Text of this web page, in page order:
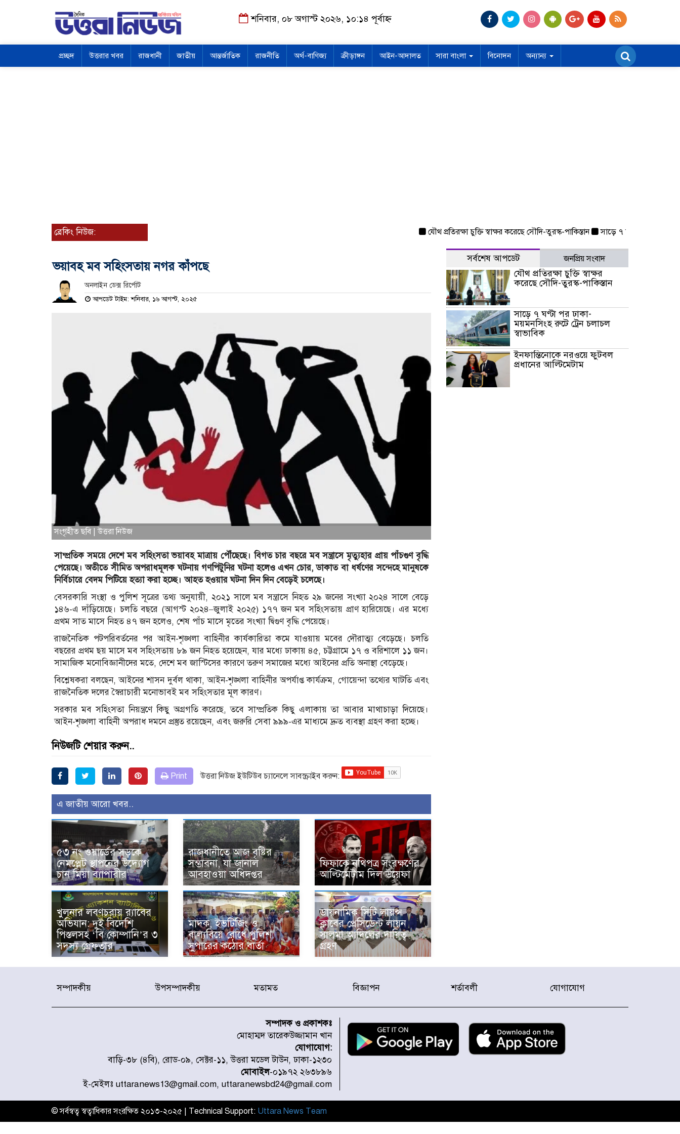
শনিবার, ০৮ অগাস্ট ২০২৬, ১০:১৪ পূর্বাহ্ন
প্রচ্ছদ উত্তরার খবর রাজধানী জাতীয় আন্তর্জাতিক রাজনীতি অর্থ-বাণিজ্য ক্রীড়াঙ্গন আইন-আদালত সারা বাংলা বিনোদন অন্যান্য
ব্রেকিং নিউজ: যৌথ প্রতিরক্ষা চুক্তি স্বাক্ষর করেছে সৌদি-তুরস্ক-পাকিস্তান সাড়ে ৭ ঘণ্টা পর ঢাকা-
ভয়াবহ মব সহিংসতায় নগর কাঁপছে
অনলাইন ডেক্স রির্পোট
আপডেট টাইম: শনিবার, ১৬ আগস্ট, ২০২৫
সংগৃহীত ছবি | উত্তরা নিউজ
সাম্প্রতিক সময়ে দেশে মব সহিংসতা ভয়াবহ মাত্রায় পৌঁছেছে। বিগত চার বছরে মব সন্ত্রাসে মৃত্যুহার প্রায় পাঁচগুণ বৃদ্ধি
পেয়েছে। অতীতে সীমিত অপরাধমূলক ঘটনায় গণপিটুনির ঘটনা হলেও এখন চোর, ডাকাত বা ধর্ষণের সন্দেহে মানুষকে
নির্বিচারে বেদম পিটিয়ে হত্যা করা হচ্ছে। আহত হওয়ার ঘটনা দিন দিন বেড়েই চলেছে।
বেসরকারি সংস্থা ও পুলিশ সূত্রের তথ্য অনুযায়ী, ২০২১ সালে মব সন্ত্রাসে নিহত ২৯ জনের সংখ্যা ২০২৪ সালে বেড়ে
১৪৬-এ দাঁড়িয়েছে। চলতি বছরে (আগস্ট ২০২৪–জুলাই ২০২৫) ১৭৭ জন মব সহিংসতায় প্রাণ হারিয়েছে। এর মধ্যে
প্রথম সাত মাসে নিহত ৪৭ জন হলেও, শেষ পাঁচ মাসে মৃতের সংখ্যা দ্বিগুণ বৃদ্ধি পেয়েছে।
রাজনৈতিক পটপরিবর্তনের পর আইন-শৃঙ্খলা বাহিনীর কার্যকারিতা কমে যাওয়ায় মবের দৌরাত্ম্য বেড়েছে। চলতি
বছরের প্রথম ছয় মাসে মব সহিংসতায় ৮৯ জন নিহত হয়েছেন, যার মধ্যে ঢাকায় ৪৫, চট্টগ্রামে ১৭ ও বরিশালে ১১ জন।
সামাজিক মনোবিজ্ঞানীদের মতে, দেশে মব জাস্টিসের কারণে তরুণ সমাজের মধ্যে আইনের প্রতি অনাস্থা বেড়েছে।
বিশ্লেষকরা বলছেন, আইনের শাসন দুর্বল থাকা, আইন-শৃঙ্খলা বাহিনীর অপর্যাপ্ত কার্যক্রম, গোয়েন্দা তথ্যের ঘাটতি এবং
রাজনৈতিক দলের স্বৈরাচারী মনোভাবই মব সহিংসতার মূল কারণ।
সরকার মব সহিংসতা নিয়ন্ত্রণে কিছু অগ্রগতি করেছে, তবে সাম্প্রতিক কিছু এলাকায় তা আবার মাথাচাড়া দিয়েছে।
আইন-শৃঙ্খলা বাহিনী অপরাধ দমনে প্রস্তুত রয়েছেন, এবং জরুরি সেবা ৯৯৯-এর মাধ্যমে দ্রুত ব্যবস্থা গ্রহণ করা হচ্ছে।
নিউজটি শেয়ার করুন..
Print উত্তরা নিউজ ইউটিউব চ্যানেলে সাবস্ক্রাইব করুন:
এ জাতীয় আরো খবর..
৫৩ নং ওয়ার্ডের সড়কে
নেমপ্লেট স্থাপনের উদ্যোগ
চান মিয়া ব্যাপারীর
রাজধানীতে আজ বৃষ্টির
সম্ভাবনা, যা জানাল
আবহাওয়া অধিদপ্তর
ফিফাকে নথিপত্র সংরক্ষণের
আল্টিমেটাম দিল উয়েফা
খুলনার লবণচরায় র‍্যাবের
অভিযান: দুই বিদেশি
পিস্তলসহ ‘বি কোম্পানি’র ৩
সদস্য গ্রেফতার
মাদক, ইভটিজিং ও
বাল্যবিয়ে রোধে পুলিশ
সুপারের কঠোর বার্তা
ডায়নামিক সিটি লায়ন্স
ক্লাবের প্রেসিডেন্ট লায়ন
সালমা আদিলের দায়িত্ব
গ্রহণ
সর্বশেষ আপডেট জনপ্রিয় সংবাদ
যৌথ প্রতিরক্ষা চুক্তি স্বাক্ষর
করেছে সৌদি-তুরস্ক-পাকিস্তান
সাড়ে ৭ ঘণ্টা পর ঢাকা-
ময়মনসিংহ রুটে ট্রেন চলাচল
স্বাভাবিক
ইনফান্তিনোকে নরওয়ে ফুটবল
প্রধানের আল্টিমেটাম
সম্পাদকীয় উপসম্পাদকীয় মতামত বিজ্ঞাপন শর্তাবলী যোগাযোগ
সম্পাদক ও প্রকাশকঃ
মোহাম্মদ তারেকউজ্জামান খান
যোগাযোগ:
বাড়ি-৩৮ (৪বি), রোড-০৯, সেক্টর-১১, উত্তরা মডেল টাউন, ঢাকা-১২৩০
মোবাইল-০১৯৭২ ২৬৩৮৯৬
ই-মেইলঃ uttaranews13@gmail.com, uttaranewsbd24@gmail.com
© সর্বস্বত্ব স্বত্বাধিকার সংরক্ষিত ২০১৩-২০২৫ | Technical Support: Uttara News Team